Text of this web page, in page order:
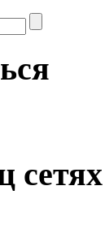
сетях